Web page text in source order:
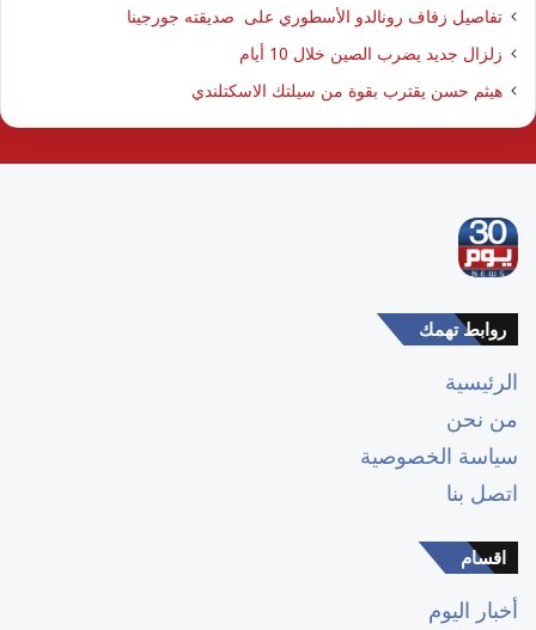
تفاصيل زفاف رونالدو الأسطوري على صديقته جورجينا
زلزال جديد يضرب الصين خلال 10 أيام
هيثم حسن يقترب بقوة من سيلتك الاسكتلندي
روابط تهمك
الرئيسية
من نحن
سياسة الخصوصية
اتصل بنا
اقسام
أخبار اليوم